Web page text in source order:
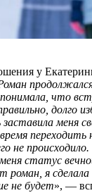
у
что
долго
меня
переходить
не
cтатус
роман, я
не будет», —